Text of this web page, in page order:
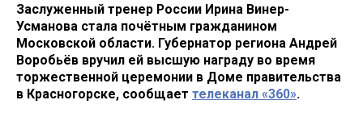
Заслуженный тренер России Ирина Винер-
Усманова стала почётным гражданином
Московской области. Губернатор региона Андрей
Воробьёв вручил ей высшую награду во время
торжественной церемонии в Доме правительства
в Красногорске, сообщает телеканал «360».